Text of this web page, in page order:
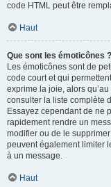
code HTML peut être
Haut
Que sont les émoticônes ?
Les émoticônes sont de
code court et qui
exprime la joie, alors
consulter la liste complète
Essayez cependant de ne
rapidement rendre un
modifier ou de le
peuvent également limiter
à un message.
Haut